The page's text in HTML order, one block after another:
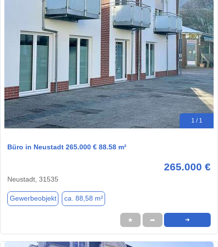
1 / 1
Büro in Neustadt 265.000 € 88.58 m²
265.000 €
Neustadt, 31535
Gewerbeobjekt ca. 88,58 m²
★ ➦ ➜